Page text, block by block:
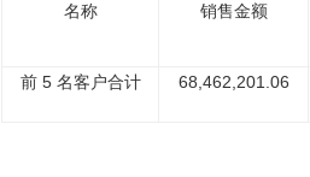
名称 销售金额
前 5 名客户合计 68,462,201.06